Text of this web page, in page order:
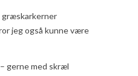
græskarkerner
jeg også kunne være
gerne med skræl